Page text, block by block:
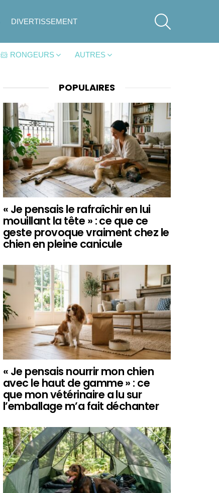
DIVERTISSEMENT
🐹 RONGEURS AUTRES
POPULAIRES
« Je pensais le rafraîchir en lui
mouillant la tête » : ce que ce
geste provoque vraiment chez le
chien en pleine canicule
« Je pensais nourrir mon chien
avec le haut de gamme » : ce
que mon vétérinaire a lu sur
l’emballage m’a fait déchanter